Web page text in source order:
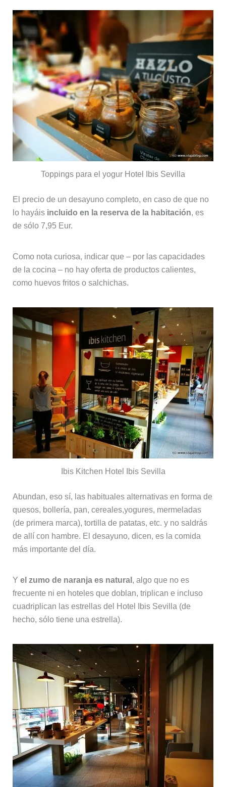
Toppings para el yogur Hotel Ibis Sevilla
El precio de un desayuno completo, en caso de que no
lo hayáis incluido en la reserva de la habitación, es
de sólo 7,95 Eur.
Como nota curiosa, indicar que – por las capacidades
de la cocina – no hay oferta de productos calientes,
como huevos fritos o salchichas.
Ibis Kitchen Hotel Ibis Sevilla
Abundan, eso sí, las habituales alternativas en forma de
quesos, bollería, pan, cereales,yogures, mermeladas
(de primera marca), tortilla de patatas, etc. y no saldrás
de allí con hambre. El desayuno, dicen, es la comida
más importante del día.
Y el zumo de naranja es natural , algo que no es
frecuente ni en hoteles que doblan, triplican e incluso
cuadriplican las estrellas del Hotel Ibis Sevilla (de
hecho, sólo tiene una estrella).